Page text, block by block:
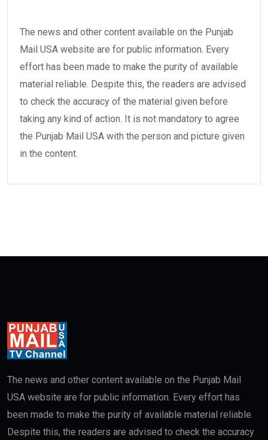
The news and other content available on the Punjab
Mail USA website are for public information. Every
effort has been made to make the purity of available
material reliable. Despite this, the readers are advised
to check the accuracy of the material given before
taking any kind of action. It is not mandatory to agree
the Punjab Mail USA with the person and picture given
in the content.
The news and other content available on the Punjab Mail
USA website are for public information. Every effort has
been made to make the purity of available material reliable.
Despite this, the readers are advised to check the accuracy